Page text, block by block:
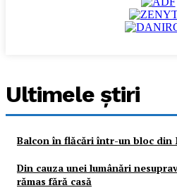
Ultimele ştiri
Balcon în flăcări într-un bloc din
Din cauza unei lumânări
rămas fără casă